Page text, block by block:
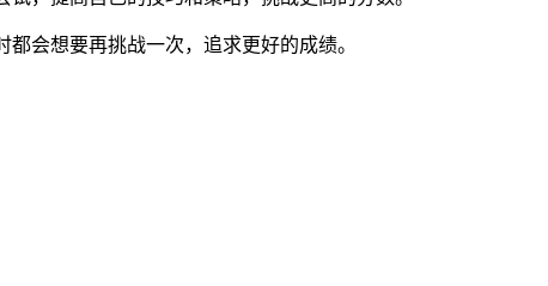
会想要再挑战一次，追求更好的成绩。